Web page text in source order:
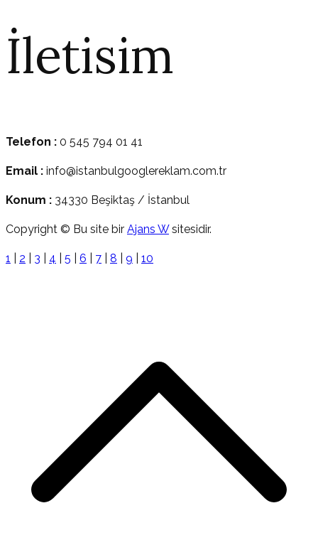
İletisim
Telefon : 0 545 794 01 41
Email : info@istanbulgooglereklam.com.tr
Konum : 34330 Beşiktaş / İstanbul
Copyright © Bu site bir Ajans Wsitesidir.
1 2 3 4 5 6 7 8 9 10